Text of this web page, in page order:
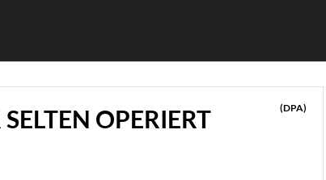
OPERIERT
(DPA)